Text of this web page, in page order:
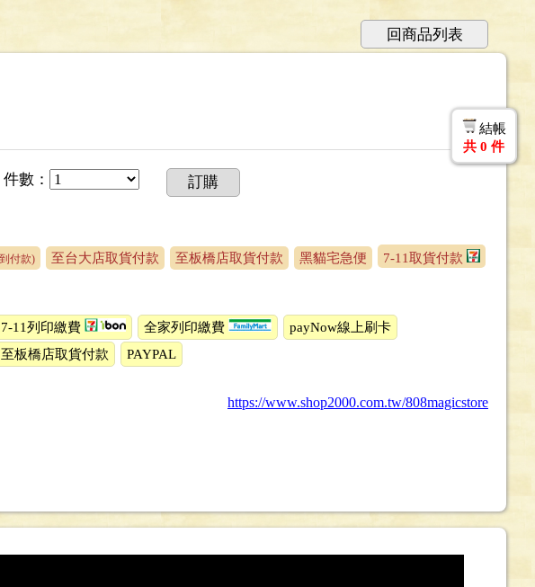
回商品列表
件數 ： 訂購
付款) 至台大店取貨付款 至板橋店取貨付款 黑貓宅急便
7-11取貨付款
7-11列印繳費 全家列印繳費
payNow線上刷卡
至板橋店取貨付款 PAYPAL
https://www.shop2000.com.tw/808magicstore
結帳
共 0 件